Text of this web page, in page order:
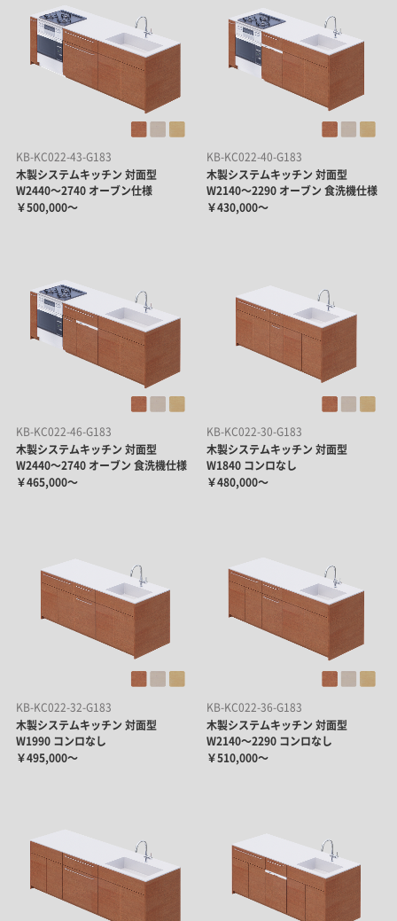
KB-KC022-43-G183
木製システムキッチン 対面型
W2440～2740 オーブン仕様
￥500,000～
KB-KC022-40-G183
木製システムキッチン 対面型
W2140～2290 オーブン 食洗機仕様
￥430,000～
KB-KC022-46-G183
木製システムキッチン 対面型
W2440～2740 オーブン 食洗機仕様
￥465,000～
KB-KC022-30-G183
木製システムキッチン 対面型
W1840 コンロなし
￥480,000～
KB-KC022-32-G183
木製システムキッチン 対面型
W1990 コンロなし
￥495,000～
KB-KC022-36-G183
木製システムキッチン 対面型
W2140～2290 コンロなし
￥510,000～